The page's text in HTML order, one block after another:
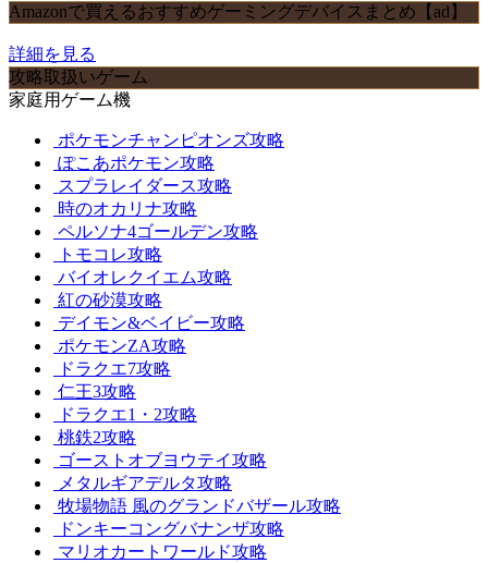
Amazonで買えるおすすめゲーミングデバイスまとめ【ad】
詳細を見る
攻略取扱いゲーム
家庭用ゲーム機
ポケモンチャンピオンズ攻略
ぽこあポケモン攻略
スプラレイダース攻略
時のオカリナ攻略
ペルソナ4ゴールデン攻略
トモコレ攻略
バイオレクイエム攻略
紅の砂漠攻略
デイモン&ベイビー攻略
ポケモンZA攻略
ドラクエ7攻略
仁王3攻略
ドラクエ1・2攻略
桃鉄2攻略
ゴーストオブヨウテイ攻略
メタルギアデルタ攻略
牧場物語 風のグランドバザール攻略
ドンキーコングバナンザ攻略
マリオカートワールド攻略